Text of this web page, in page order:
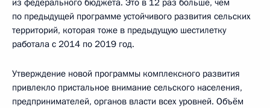
по предыдущей программе устойчивого развития сельских
территорий, которая тоже в предыдущую шестилетку
работала с 2014 по 2019 год.
Утверждение новой программы комплексного развития
привлекло пристальное внимание сельского населения,
предпринимателей, органов власти всех уровней. Объём